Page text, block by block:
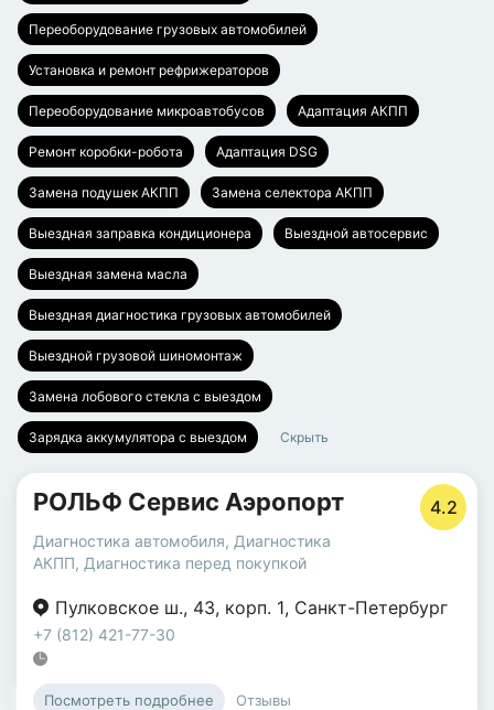
Переоборудование грузовых автомобилей
Установка и ремонт рефрижераторов
Переоборудование микроавтобусов Адаптация АКПП
Ремонт коробки-робота Адаптация DSG
Замена подушек АКПП Замена селектора АКПП
Выездная заправка кондиционера Выездной автосервис
Выездная замена масла
Выездная диагностика грузовых автомобилей
Выездной грузовой шиномонтаж
Замена лобового стекла с выездом
Зарядка аккумулятора с выездом Скрыть
РОЛЬФ Сервис Аэропорт 4.2
Диагностика автомобиля, Диагностика
АКПП, Диагностика перед покупкой
Пулковское ш., 43, корп. 1, Санкт-Петербург
+7 (812) 421-77-30
Посмотреть подробнее Отзывы